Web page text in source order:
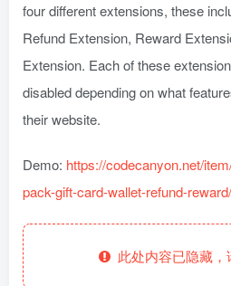
four different extensions, these
Refund Extension, Reward
Extension. Each of these
disabled depending on what
their website.
Demo: https://codecanyon.net/
pack-gift-card-wallet-refund-
此处内容已隐藏，